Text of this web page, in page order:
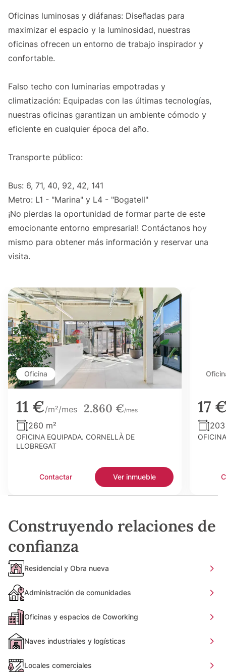
Oficinas luminosas y diáfanas: Diseñadas para
maximizar el espacio y la luminosidad, nuestras
oficinas ofrecen un entorno de trabajo inspirador y
confortable.
Falso techo con luminarias empotradas y
climatización: Equipadas con las últimas tecnologías,
nuestras oficinas garantizan un ambiente cómodo y
eficiente en cualquier época del año.
Transporte público:
Bus: 6, 71, 40, 92, 42, 141
Metro: L1 - "Marina" y L4 - "Bogatell"
¡No pierdas la oportunidad de formar parte de este
emocionante entorno empresarial! Contáctanos hoy
mismo para obtener más información y reservar una
visita.
Oficina
11 €/m²/mes 2.860 €/mes
260 m²
OFICINA EQUIPADA. CORNELLÀ DE
LLOBREGAT
Contactar Ver inmueble
17
Construyendo relaciones de
confianza
Residencial y Obra nueva
Administración de comunidades
Oficinas y espacios de Coworking
Naves industriales y logísticas
Locales comerciales